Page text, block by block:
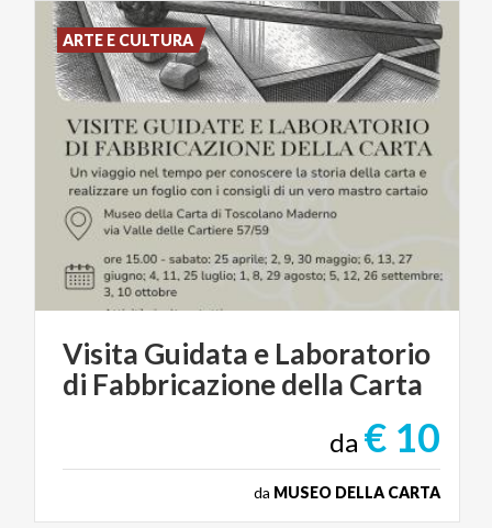
Visita Guidata e Laboratorio
di Fabbricazionedella Carta
da € 10
da MUSEO DELLA CARTA
ARTE E CULTURA